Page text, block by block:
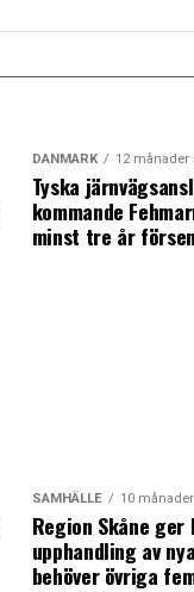
DANMARK 12 månader
Tyska
kommande
minst tre år
SAMHÄLLE 10
Region Skåne
upphandling av
behöver övriga